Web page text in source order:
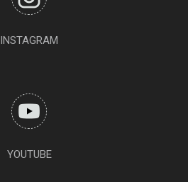
INSTAGRAM
YOUTUBE